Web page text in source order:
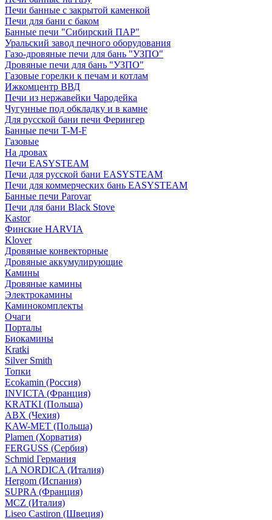
Печи банные с закрытой каменкой
Печи для бани с баком
Банные печи "Сибирский ПАР"
Уральский завод печного оборудования
Газо-дровяные печи для бань "УЗПО"
Дровяные печи для бань "УЗПО"
Газовые горелки к печам и котлам
Ижкомцентр ВВД
Печи из нержавейки Чародейка
Чугунные под обкладку и в камне
Для русской бани печи Ферингер
Банные печи T-M-F
Газовые
На дровах
Печи EASYSTEAM
Печи для русской бани EASYSTEAM
Печи для коммерческих бань EASYSTEAM
Банные печи Parovar
Печи для бани Black Stove
Kastor
Финские HARVIA
Klover
Дровяные конвекторные
Дровяные аккумулирующие
Камины
Дровяные камины
Электрокамины
Каминокомплекты
Очаги
Порталы
Биокамины
Kratki
Silver Smith
Топки
Ecokamin (Россия)
INVICTA (Франция)
KRATKI (Польша)
ABX (Чехия)
KAW-MET (Польша)
Plamen (Хорватия)
FERGUSS (Сербия)
Schmid Германия
LA NORDICA (Италия)
Hergom (Испания)
SUPRA (Франция)
MCZ (Италия)
Liseo Castiron (Швеция)